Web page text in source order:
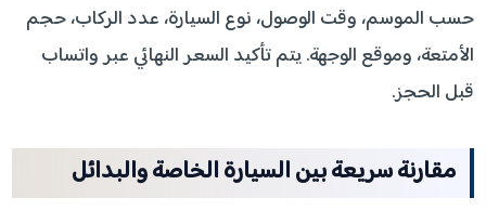
حسب الموسم، وقت الوصول، نوع السيارة، عدد الركاب، حجم
الأمتعة، وموقع الوجهة. يتم تأكيد السعر النهائي عبر واتساب
قبل الحجز.
مقارنة سريعة بين السيارة الخاصة والبدائل